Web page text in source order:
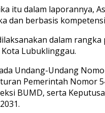
itu dalam laporannya,
dan berbasis
dalam
Lubuklinggau.
Undang-Undang
Pemerintah Nomor
BUMD, serta